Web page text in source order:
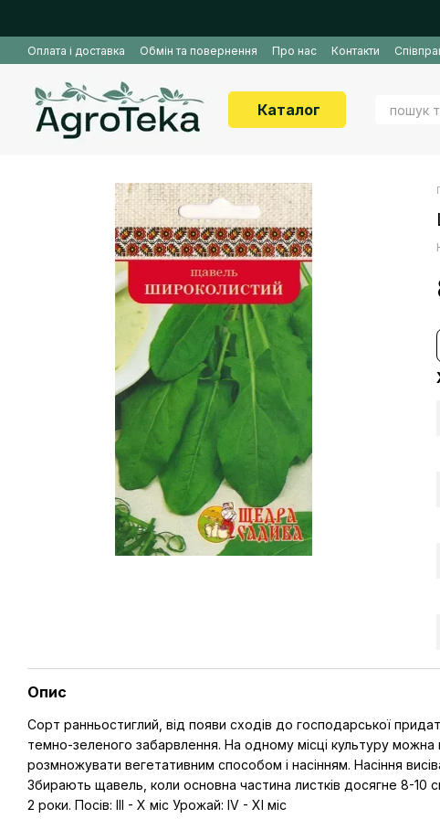
Оплата і доставка Обмін та повернення Про нас Контакти
Каталог
Опис
Сорт ранньостиглий, від появи сходів до господарської
темно-зеленого забарвлення. На одному місці культуру
розмножувати вегетативним способом і насінням. Насіння
Збирають щавель, коли основна частина листків досягне 8-10
2 роки. Посів: III - X міс Урожай: IV - XI міс